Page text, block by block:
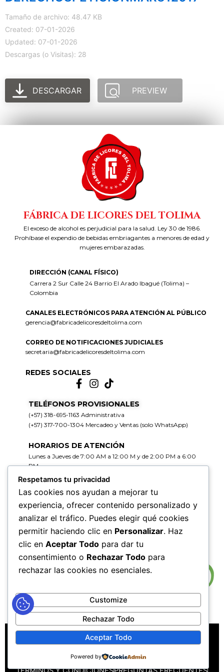
Tamaño de archivo: 48.47 KB
Created: 07-01-2026
Updated: 07-01-2026
Descargas (o Visitas): 28
DESCARGAR PREVIEW
FÁBRICA DE LICORES DEL TOLIMA
El exceso de alcohol es perjudicial para la salud. Ley 30 de 1986.
Prohíbase el expendio de bebidas embriagantes a menores de edad y
mujeres embarazadas.
DIRECCIÓN (CANAL FÍSICO)
Carrera 2 Sur Calle 24 Barrio El Arado Ibagué (Tolima) –
Colombia
CANALES ELECTRÓNICOS PARA ATENCIÓN AL PÚBLICO
gerencia@fabricadelicoresdeltolima.com
CORREO DE NOTIFICACIONES JUDICIALES
secretaria@fabricadelicoresdeltolima.com
REDES SOCIALES
TELÉFONOS PROVISIONALES
(+57) 318-695-1163 Administrativa
(+57) 317-700-1304 Mercadeo y Ventas (solo WhatsApp)
HORARIOS DE ATENCIÓN
Lunes a Jueves de 7:00 AM a 12:00 M y de 2:00 PM a 6:00
PM
Viernes de 7:00 AM a 12:00 M y de 2:00 PM a 5:00 PM
HORARIOS DE RADICACIÓN DE
CORRESPONDENCIA
Lunes a Jueves de 7:30 AM a 11:30 AM y de 2:00 PM a 5:00
PM
MAPA DEL SITIOPOLÍTICAS DE PRIVACIDAD
POLÍTICAS DE DERECHOS DE AUTOR
POLÍTICA DE TRATAMIENTO DE DATOS PERSONALES
Respetamos tu privacidad
Las cookies nos ayudan a mejorar tu
experiencia, ofrecer contenido personalizado y
analizar el tráfico. Puedes elegir qué cookies
permitir haciendo clic en Personalizar. Haz
clic en Aceptar Todo para dar tu
consentimiento o Rechazar Todo para
rechazar las cookies no esenciales.
Customize
Rechazar Todo
Aceptar Todo
Powered by